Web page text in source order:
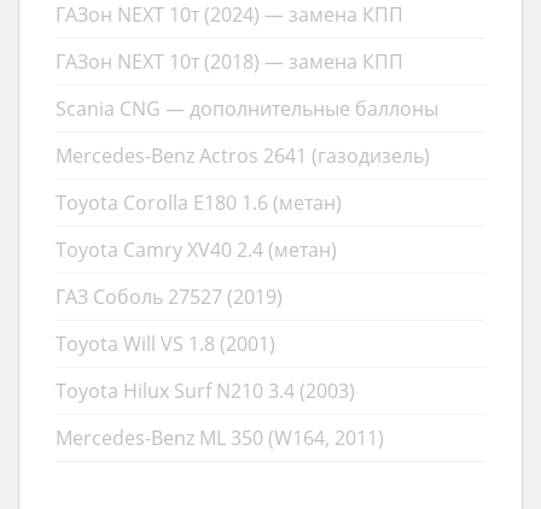
ГАЗон NEXT 10т (2024) — замена КПП
ГАЗон NEXT 10т (2018) — замена КПП
Scania CNG — дополнительные баллоны
Mercedes-Benz Actros 2641 (газодизель)
Toyota Corolla E180 1.6 (метан)
Toyota Camry XV40 2.4 (метан)
ГАЗ Соболь 27527 (2019)
Toyota Will VS 1.8 (2001)
Toyota Hilux Surf N210 3.4 (2003)
Mercedes-Benz ML 350 (W164, 2011)